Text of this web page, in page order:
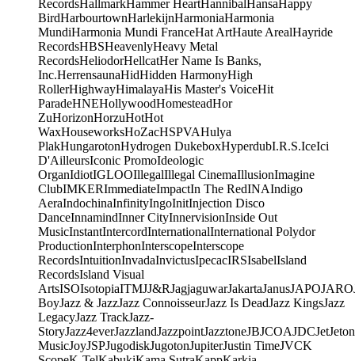
RecordsHallmarkHammer HeartHannibalHansaHappy
BirdHarbourtownHarlekijnHarmoniaHarmonia
MundiHarmonia Mundi FranceHat ArtHaute ArealHayride
RecordsHBSHeavenlyHeavy Metal
RecordsHeliodorHellcatHer Name Is Banks,
Inc.HerrensaunaHidHidden HarmonyHigh
RollerHighwayHimalayaHis Master's VoiceHit
ParadeHNEHollywoodHomesteadHor
ZuHorizonHorzuHotHot
WaxHouseworksHoZacHSPVAHulya
PlakHungarotonHydrogen DukeboxHyperdubI.R.S.IceIci
D'AilleursIconic PromoIdeologic
OrganIdiotIGLOOIllegalIllegal CinemaIllusionImagine
ClubIMKERImmediateImpactIn The RedINAIndigo
AeraIndochinaInfinityIngoInitInjection Disco
DanceInnamindInner CityInnervisionInside Out
MusicInstantIntercordInternationalInternational Polydor
ProductionInterphonInterscopeInterscope
RecordsIntuitionInvadaInvictusIpecacIRSIsabelIsland
RecordsIsland Visual
ArtsISOIsotopiaITMJJ&RJagjaguwarJakartaJanusJAPOJARO
BoyJazz & JazzJazz ConnoisseurJazz Is DeadJazz KingsJazz
LegacyJazz TrackJazz-
StoryJazz4everJazzlandJazzpointJazztoneJBJCOAJDCJetJeton
MusicJoyJSPJugodiskJugotonJupiterJustin TimeJVCK